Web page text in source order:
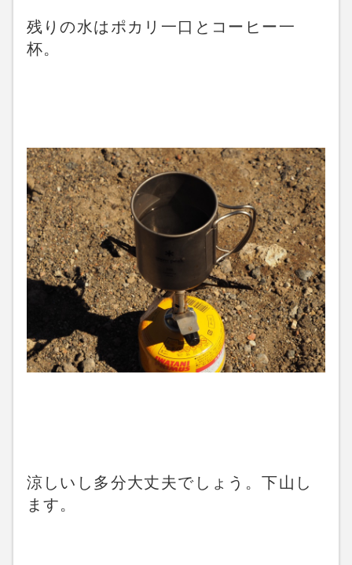
残りの水はポカリ一口とコーヒー一
杯。
涼しいし多分大丈夫でしょう。下山し
ます。